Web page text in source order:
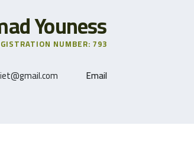
Youness
NUMBER: 793
Email